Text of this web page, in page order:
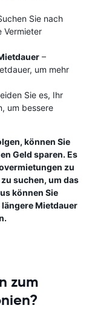
Sie nach
Vermieter
–
um mehr
Sie es, Ihr
um bessere
können Sie
Geld sparen. Es
zu
suchen, um das
können Sie
Mietdauer
zum